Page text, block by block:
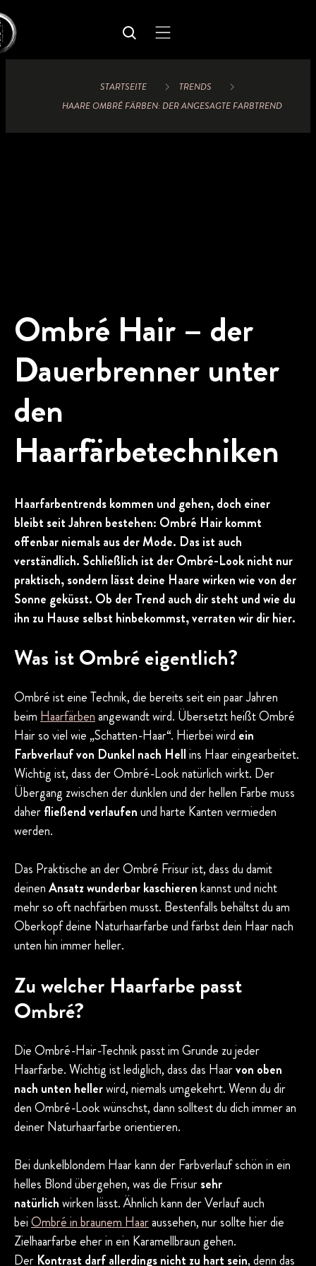
STARTSEITE
TRENDS
HAARE OMBRÉ FÄRBEN: DER ANGESAGTE FARBTREND
Ombré Hair – der
Dauerbrenner unter
den
Haarfärbetechniken
Haarfarbentrends kommen und gehen, doch einer
bleibt seit Jahren bestehen: Ombré Hair kommt
offenbar niemals aus der Mode. Das ist auch
verständlich. Schließlich ist der Ombré-Look nicht nur
praktisch, sondern lässt deine Haare wirken wie von der
Sonne geküsst. Ob der Trend auch dir steht und wie du
ihn zu Hause selbst hinbekommst, verraten wir dir hier.
Was ist Ombré eigentlich?
Ombré ist eine Technik, die bereits seit ein paar Jahren
beimHaarfärbenangewandt wird. Übersetzt heißt Ombré
Hair so viel wie „Schatten-Haar“. Hierbei wird ein
Farbverlauf von Dunkel nach Hellins Haar eingearbeitet.
Wichtig ist, dass der Ombré-Look natürlich wirkt. Der
Übergang zwischen der dunklen und der hellen Farbe muss
daherfließend verlaufenund harte Kanten vermieden
werden.
Das Praktische an der Ombré Frisur ist, dass du damit
deinenAnsatz wunderbar kaschierenkannst und nicht
mehr so oft nachfärben musst. Bestenfalls behältst du am
Oberkopf deine Naturhaarfarbe und färbst dein Haar nach
unten hin immer heller.
Zu welcher Haarfarbe passt
Ombré?
Die Ombré-Hair-Technik passt im Grunde zu jeder
Haarfarbe. Wichtig ist lediglich, dass das Haarvon oben
nach unten hellerwird, niemals umgekehrt. Wenn du dir
den Ombré-Look wünschst, dann solltest du dich immer an
deiner Naturhaarfarbe orientieren.
Bei dunkelblondem Haar kann der Farbverlauf schön in ein
helles Blond übergehen, was die Frisursehr
natürlichwirken lässt. Ähnlich kann der Verlauf auch
beiOmbré in braunem Haaraussehen, nur sollte hier die
Zielhaarfarbe eher in ein Karamellbraun gehen.
Der Kontrast darf allerdings nicht zu hart sein, denn das